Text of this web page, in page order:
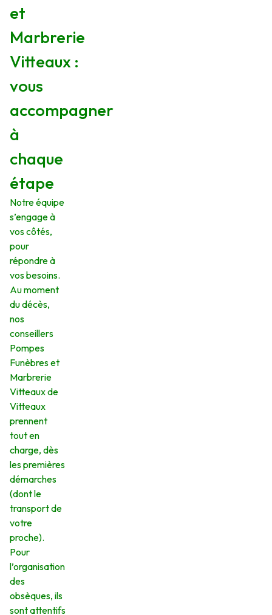
et
Marbrerie
Vitteaux :
vous
accompagner
à
chaque
étape
Notre équipe
s’engage à
vos côtés,
pour
répondre à
vos besoins.
Au moment
du décès,
nos
conseillers
Pompes
Funèbres et
Marbrerie
Vitteaux de
Vitteaux
prennent
tout en
charge, dès
les premières
démarches
(dont le
transport de
votre
proche).
Pour
l’organisation
des
obsèques, ils
sont attentifs